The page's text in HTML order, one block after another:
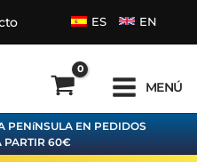
ES EN
MENÚ
PENíNSULA EN PEDIDOS
PARTIR 60€